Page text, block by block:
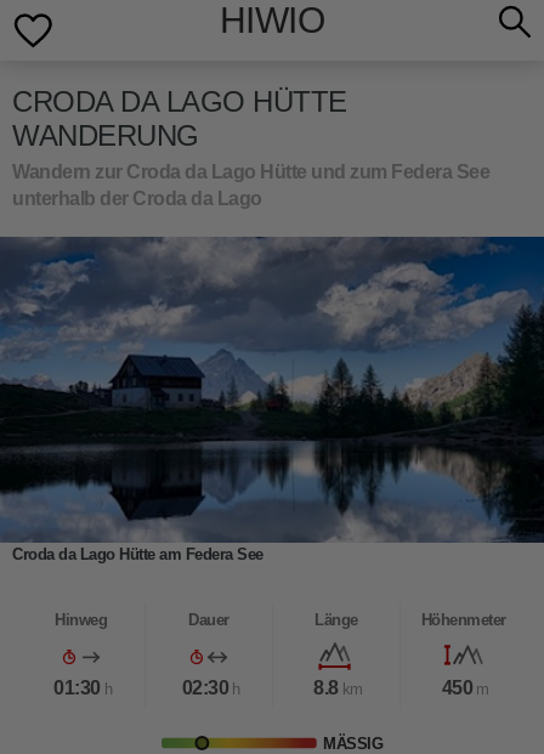
HIWIO
CRODA DA LAGO HÜTTE
WANDERUNG
Wandern zur Croda da Lago Hütte und zum Federa See
unterhalb der Croda da Lago
Croda da Lago Hütte am Federa See
Hinweg
01:30 h
Dauer
02:30 h
Länge
8.8 km
Höhenmeter
450 m
MÄSSIG